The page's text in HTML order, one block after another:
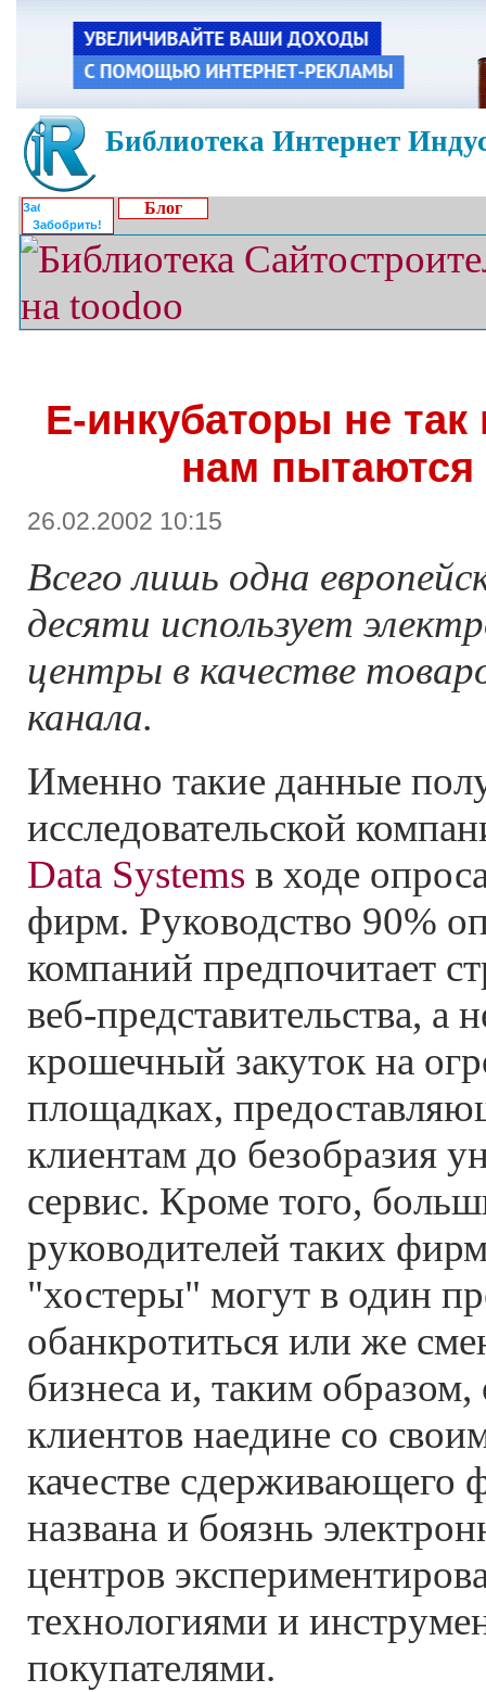
Библиотека Интернет
Забобрить!
Блог
Е-инкубаторы не
нам
26.02.2002 10:15
Всего лишь одна
десяти использует
центры в качестве
канала.
Именно такие данные
исследовательской
Data Systems в ходе
фирм. Руководство 90%
компаний предпочитает
веб-представительства, а
крошечный закуток на
площадках,
клиентам до безобразия
сервис. Кроме того,
руководителей таких
"хостеры" могут в один
обанкротиться или же
бизнеса и, таким образом,
клиентов наедине со
качестве сдерживающего
названа и боязнь
центров
технологиями и
покупателями.